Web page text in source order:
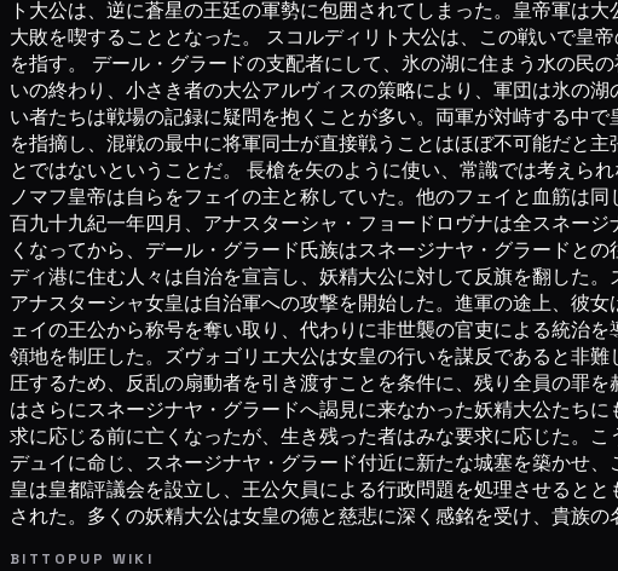
ト大公は、逆に蒼星の王廷の軍勢に包囲されてしまった。皇帝軍は
大敗を喫することとなった。 スコルディリト大公は、この戦いで皇
を指す。 デール・グラードの支配者にして、氷の湖に住まう水の民
いの終わり、小さき者の大公アルヴィスの策略により、軍団は氷の
い者たちは戦場の記録に疑問を抱くことが多い。両軍が対峙する中
を指摘し、混戦の最中に将軍同士が直接戦うことはほぼ不可能だと
とではないということだ。 長槍を矢のように使い、常識では考え
ノマフ皇帝は自らをフェイの主と称していた。他のフェイと血筋は
百九十九紀一年四月、アナスターシャ・フョードロヴナは全スネー
くなってから、デール・グラード氏族はスネージナヤ・グラードと
ディ港に住む人々は自治を宣言し、妖精大公に対して反旗を翻した
アナスターシャ女皇は自治軍への攻撃を開始した。進軍の途上、彼
ェイの王公から称号を奪い取り、代わりに非世襲の官吏による統治
領地を制圧した。ズヴォゴリエ大公は女皇の行いを謀反であると非
圧するため、反乱の扇動者を引き渡すことを条件に、残り全員の罪
はさらにスネージナヤ・グラードへ謁見に来なかった妖精大公たち
求に応じる前に亡くなったが、生き残った者はみな要求に応じた。
デュイに命じ、スネージナヤ・グラード付近に新たな城塞を築かせ
皇は皇都評議会を設立し、王公欠員による行政問題を処理させると
された。多くの妖精大公は女皇の徳と慈悲に深く感銘を受け、貴族
BITTOPUP WIKI